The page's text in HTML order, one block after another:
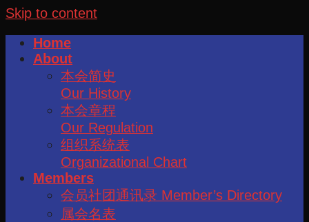
Skip to content
Home
About
本会简史
Our History
本会章程
Our Regulation
组织系统表
Organizational Chart
Members
会员社团通讯录 Member’s Directory
属会名表